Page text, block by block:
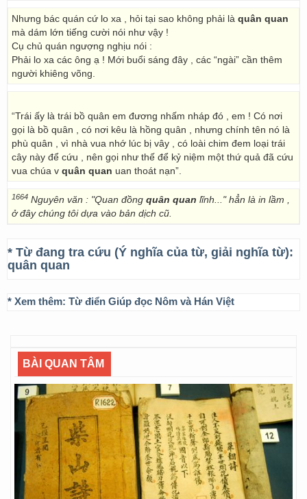
Nhưng bác quán cứ lo xa , hỏi tại sao không phải là quân quan
mà dám lớn tiếng cười nói như vậy !
Cụ chủ quán ngượng nghịu nói :
Phải lo xa các ông ạ ! Mới buổi sáng đây , các “ngài” cần thêm
người khiêng võng.
“Trái ấy là trái bồ quân em đương nhấm nháp đó , em ! Có nơi
gọi là bồ quân , có nơi kêu là hồng quân , nhưng chính tên nó là
phù quân , vì nhà vua nhớ lúc bị vây , có loài chim đem loại trái
cây này để cứu , nên gọi như thế để kỷ niệm một thứ quả đã cứu
vua chúa v quân quan uan thoát nạn”.
1664 Nguyên văn : "Quan đồng quân quan lĩnh..." hẳn là in lầm ,
ở đây chúng tôi dựa vào bản dịch cũ.
* Từ đang tra cứu (Ý nghĩa của từ, giải nghĩa từ):
quân quan
* Xem thêm: Từ điển Giúp đọc Nôm và Hán Việt
BÀI QUAN TÂM